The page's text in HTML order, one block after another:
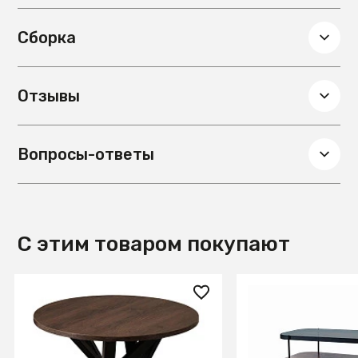
Сборка
Отзывы
Вопросы-ответы
С этим товаром покупают
2 000 ₽
Стол журнальный Flora R
Стол